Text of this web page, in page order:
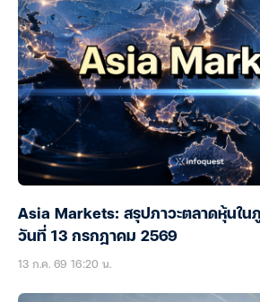
Asia Markets: สรุปภาวะตลาดหุ้นในภู
วันที่ 13 กรกฎาคม 2569
13 ก.ค. 69 16:20 น.